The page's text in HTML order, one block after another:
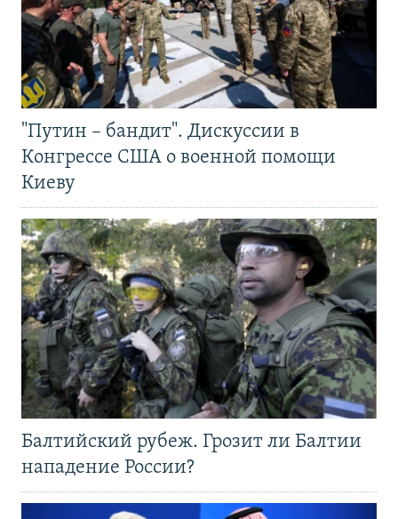
"Путин – бандит". Дискуссии в
Конгрессе США о военной помощи
Киеву
Балтийский рубеж. Грозит ли Балтии
нападение России?